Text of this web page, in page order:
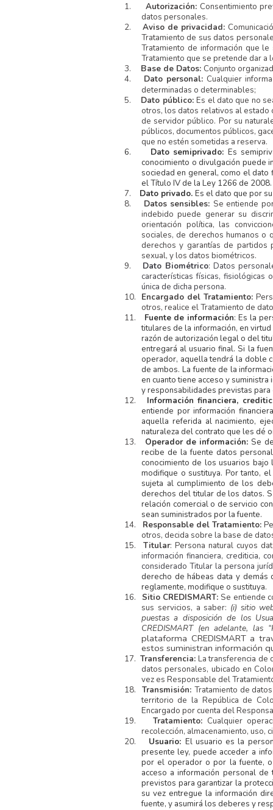
1.
Autorización: Consentimiento
datos personales.
2.
Aviso de privacidad:
Tratamiento de sus datos
Tratamiento de información que
Tratamiento que se pretende dar a
3.
Base de Datos: Conjunto
4.
Dato personal: Cualquier
determinadas o determinables;
5.
Dato público:Es el dato que no
otros, los datos relativos al estado
de servidor público. Por su
públicos, documentos públicos,
que no estén sometidas a reserva.
6.
Dato semiprivado: Es
conocimiento o divulgación puede
sociedad en general, como el
el Título IV de la Ley 1266 de 2008.
7.
Dato privado. Es el dato que por
8.
Datos sensibles: Se entiende
indebido puede generar su
orientación política, las
sociales, de derechos humanos
derechos y garantías de
sexual, y los datos biométricos.
9.
Dato Biométrico: Datos
características físicas, fisiológicas
única de dicha persona.
10.
Encargado del Tratamiento:
otros, realice el Tratamiento de
11.
Fuente de información: Es la
titulares de la información, en
razón de autorización legal o del
entregará al usuario final. Si la
operador, aquella tendrá la doble
de ambos. La fuente de la
en cuanto tiene acceso y
y responsabilidades previstas
12.
Información financiera,
entiende por información
aquella referida al nacimiento,
naturaleza del contrato que les dé
13.
Operador de información: Se
recibe de la fuente datos
conocimiento de los usuarios
modifique o sustituya. Por tanto,
sujeta al cumplimiento de los
derechos del titular de los datos.
relación comercial o de servicio
sean suministrados por la fuente.
14.
Responsable del Tratamiento:
otros, decida sobre la base de
15.
Titular: Persona natural cuyos
información financiera, crediticia,
considerado Titular la persona
derecho de hábeas data y
reglamente, modifique o sustituya.
16.
Sitio CREDISMART: Se entiende
sus servicios, a saber: (i) sitio
puestas a disposición de los
CREDISMART (en adelante, las
plataforma CREDISMART a
estos suministran información
17. Transferencia:La transferencia de
datos personales, ubicado en
vez es Responsable del
18.
Transmisión:Tratamiento de
territorio de la República de
Encargado por cuenta del
19.
Tratamiento: Cualquier
recolección, almacenamiento, uso,
20.
Usuario: El usuario es la
presente ley, puede acceder a
por el operador o por la fuente,
acceso a información personal
previstos para garantizar la
su vez entregue la información
fuente, y asumirá los deberes y